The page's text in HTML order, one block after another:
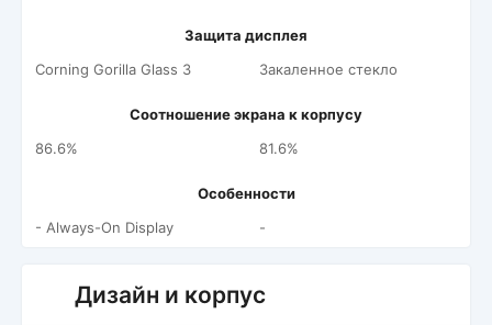
Защита дисплея
Corning Gorilla Glass 3
Закаленное стекло
Соотношение экрана к корпусу
86.6%
81.6%
Особенности
- Always-On Display
-
Дизайн и корпус